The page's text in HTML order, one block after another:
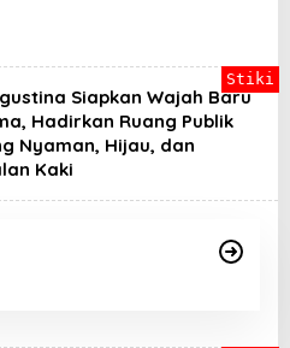
Siapkan Wajah Baru
Hadirkan Ruang Publik
Nyaman, Hijau, dan
Kaki
Stiki